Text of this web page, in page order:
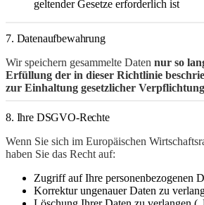
geltender Gesetze erforderlich ist
7. Datenaufbewahrung
Wir speichern gesammelte Daten nur so
Erfüllung der in dieser Richtlinie
zur Einhaltung gesetzlicher
8. Ihre DSGVO-Rechte
Wenn Sie sich im Europäischen
haben Sie das Recht auf:
Zugriff auf Ihre personenbezogenen
Korrektur ungenauer Daten zu